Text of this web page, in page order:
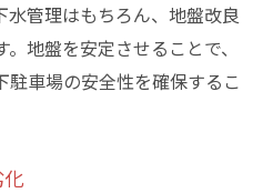
水管理はもちろん、地盤改良
地盤を安定させることで、
車場の安全性を確保するこ